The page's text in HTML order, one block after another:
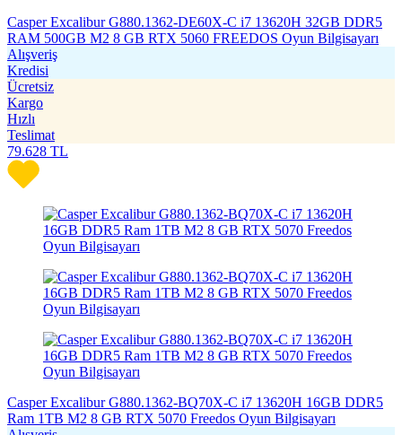
Casper Excalibur G880.1362-DE60X-C i7 13620H 32GB DDR5
RAM 500GB M2 8 GB RTX 5060 FREEDOS Oyun Bilgisayarı
Alışveriş
Kredisi
Ücretsiz
Kargo
Hızlı
Teslimat
79.628 TL
Casper Excalibur G880.1362-BQ70X-C i7 13620H 16GB DDR5
Ram 1TB M2 8 GB RTX 5070 Freedos Oyun Bilgisayarı